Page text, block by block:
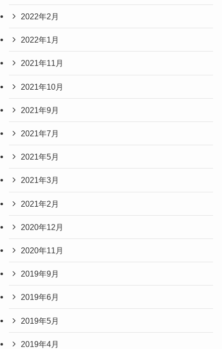
2022年2月
2022年1月
2021年11月
2021年10月
2021年9月
2021年7月
2021年5月
2021年3月
2021年2月
2020年12月
2020年11月
2019年9月
2019年6月
2019年5月
2019年4月